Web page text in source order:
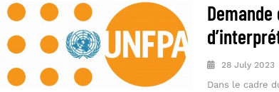
28 July 2023
Dans le cadre